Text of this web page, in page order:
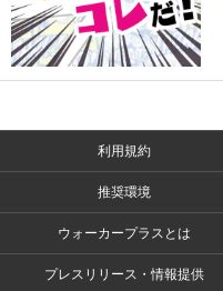
利用規約
推奨環境
ウォーカープラスとは
プレスリリース・情報提供